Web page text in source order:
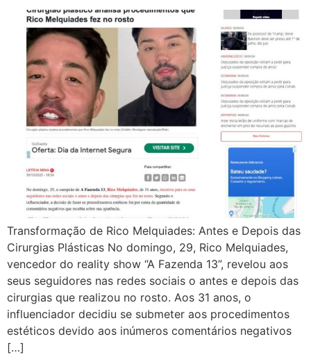
Transformação de Rico Melquiades: Antes e Depois das
Cirurgias Plásticas No domingo, 29, Rico Melquiades,
vencedor do reality show “A Fazenda 13”, revelou aos
seus seguidores nas redes sociais o antes e depois das
cirurgias que realizou no rosto. Aos 31 anos, o
influenciador decidiu se submeter aos procedimentos
estéticos devido aos inúmeros comentários negativos
[…]